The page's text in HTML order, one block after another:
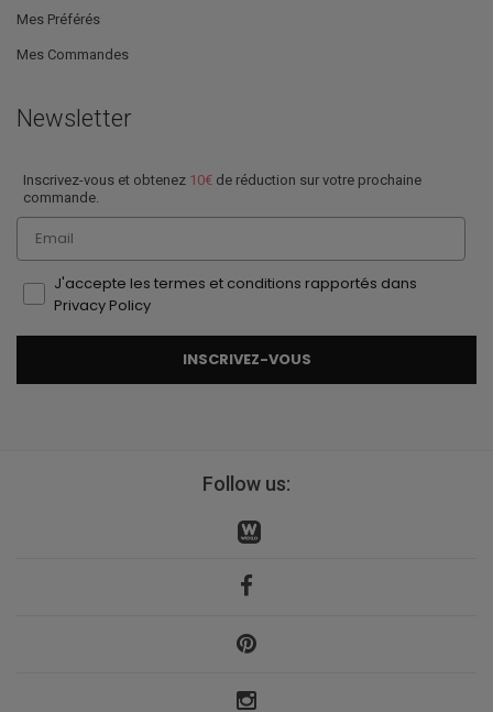
Mes Préférés
Mes Commandes
Newsletter
Inscrivez-vous et obtenez 10€ de réduction sur votre prochaine
commande.
Email
J'accepte les termes et conditions rapportés dans
Privacy Policy
INSCRIVEZ-VOUS
Follow us: